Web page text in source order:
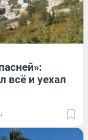
всё и уехал